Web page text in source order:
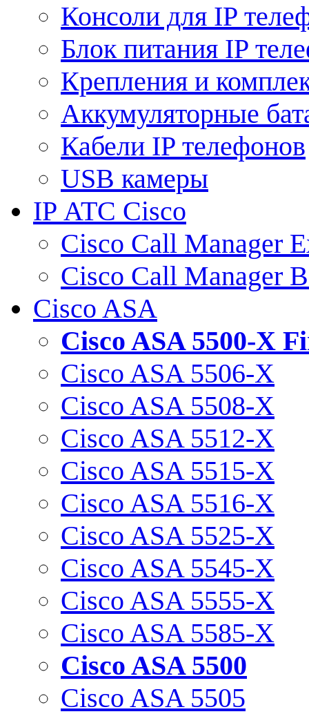
Консоли для IP
Блок питания IP
Крепления и
Аккумуляторные
Кабели IP телефонов
USB камеры
IP АТС Cisco
Cisco Call Manager
Cisco Call Manager
Cisco ASA
Cisco ASA 5500-X
Cisco ASA 5506-X
Cisco ASA 5508-X
Cisco ASA 5512-X
Cisco ASA 5515-X
Cisco ASA 5516-X
Cisco ASA 5525-X
Cisco ASA 5545-X
Cisco ASA 5555-X
Cisco ASA 5585-X
Cisco ASA 5500
Cisco ASA 5505